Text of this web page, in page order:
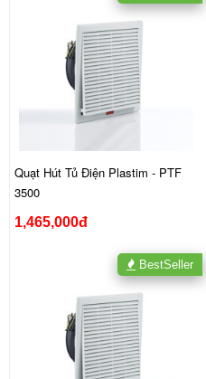
Quạt Hút Tủ Điện Plastim - PTF
3500
1,465,000đ
BestSeller